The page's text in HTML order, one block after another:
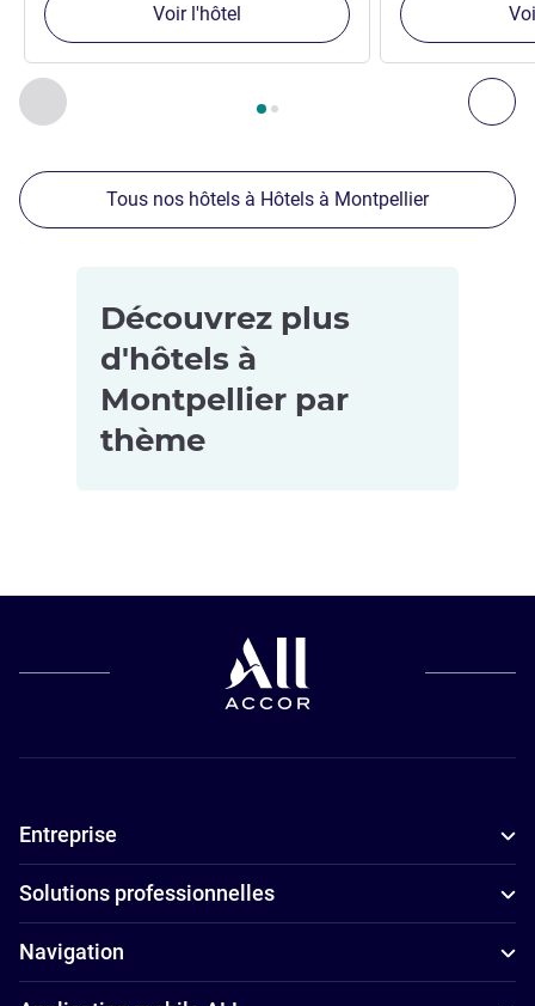
Précédent - Nos autres établissements à proximité
Page , Nos autres établissements à proximité 1 :,
Voir l'hôtel
Tous nos hôtels à Hôtels à Montpellier
Découvrez plus
d'hôtels à
Montpellier par
thème
familles à
Hôtels avec
parking à
Montpellier
Hôtels avec
piscine à
Appart'hôtels
à Montpellier
Entreprise
Solutions professionnelles
Navigation